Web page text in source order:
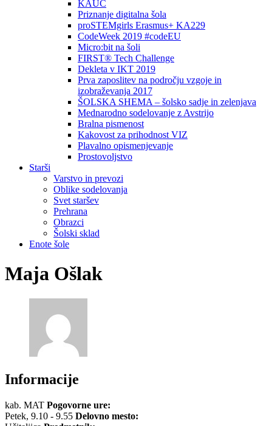
KAUČ
Priznanje digitalna šola
proSTEMgirls Erasmus+ KA229
CodeWeek 2019 #codeEU
Micro:bit na šoli
FIRST® Tech Challenge
Dekleta v IKT 2019
Prva zaposlitev na področju vzgoje in
izobraževanja 2017
ŠOLSKA SHEMA – šolsko sadje in zelenjava
Mednarodno sodelovanje z Avstrijo
Bralna pismenost
Kakovost za prihodnost VIZ
Plavalno opismenjevanje
Prostovoljstvo
Starši
Varstvo in prevozi
Oblike sodelovanja
Svet staršev
Prehrana
Obrazci
Šolski sklad
Enote šole
Maja Ošlak
Informacije
kab. MAT Pogovorne ure:
Petek, 9.10 - 9.55 Delovno mesto: